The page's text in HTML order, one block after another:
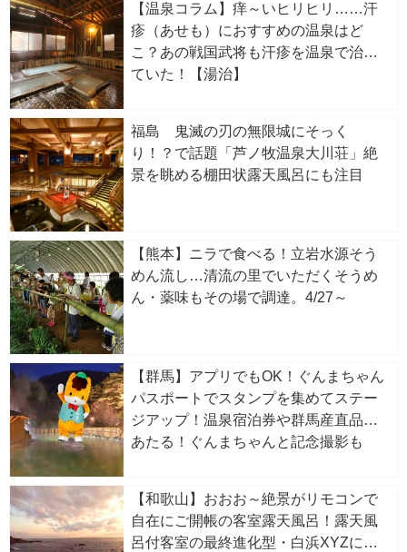
【温泉コラム】痒～いヒリヒリ……汗
疹（あせも）におすすめの温泉はど
こ？あの戦国武将も汗疹を温泉で治し
ていた！【湯治】
福島 鬼滅の刃の無限城にそっく
り！？で話題「芦ノ牧温泉大川荘」絶
景を眺める棚田状露天風呂にも注目
【熊本】ニラで食べる！立岩水源そう
めん流し…清流の里でいただくそうめ
ん・薬味もその場で調達。4/27～
【群馬】アプリでもOK！ぐんまちゃん
パスポートでスタンプを集めてステー
ジアップ！温泉宿泊券や群馬産直品が
あたる！ぐんまちゃんと記念撮影も
【和歌山】おおお～絶景がリモコンで
自在にご開帳の客室露天風呂！露天風
呂付客室の最終進化型・白浜XYZに泊